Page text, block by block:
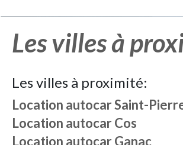
Les villes à
Les villes à proximité:
Location autocarSaint-
Location autocarCos
Location autocarGanac